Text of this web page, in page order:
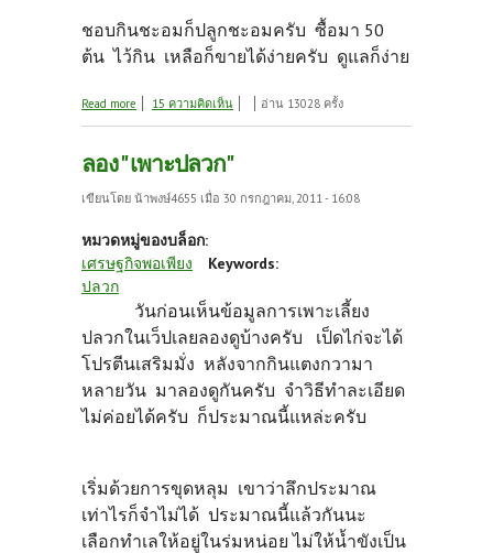
ชอบกินชะอมก็ปลูกชะอมครับ ซื้อมา 50
ต้น ไว้กิน เหลือก็ขายได้ง่ายครับ ดูแลก็ง่าย
Read more about "ขอบคุณ" เมล็ดพันธุ์น้ำใจจากเพื่อนสมาชิก
15 ความคิดเห็น อ่าน 13028 ครั้ง
ลอง " เพาะปลวก"
เขียนโดย น้าพงษ์4655 เมื่อ 30 กรกฎาคม, 2011 - 16:08
หมวดหมู่ของบล็อก:
เศรษฐกิจพอเพียง
Keywords:
ปลวก
วันก่อนเห็นข้อมูลการเพาะเลี้ยง
ปลวกในเว็ปเลยลองดูบ้างครับ เป็ดไก่จะได้
โปรตีนเสริมมั่ง หลังจากกินแตงกวามา
หลายวัน มาลองดูกันครับ จำวิธีทำละเอียด
ไม่ค่อยได้ครับ ก็ประมาณนี้แหล่ะครับ
เริ่มด้วยการขุดหลุม เขาว่าลึกประมาณ
เท่าไรก็จำไม่ได้ ประมาณนี้แล้วกันนะ
เลือกทำเลให้อยู่ในร่มหน่อย ไม่ให้น้ำขังเป็น